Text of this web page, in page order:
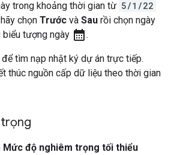
trong khoảng thời gian từ 5/1/22
chọn Trước và Sau rồi chọn ngày
biểu tượng ngày calendar_month .
để tìm nạp nhật ký dự án trực tiếp.
thúc nguồn cấp dữ liệu theo thời gian
Mức độ nghiêm trọng tối thiểu